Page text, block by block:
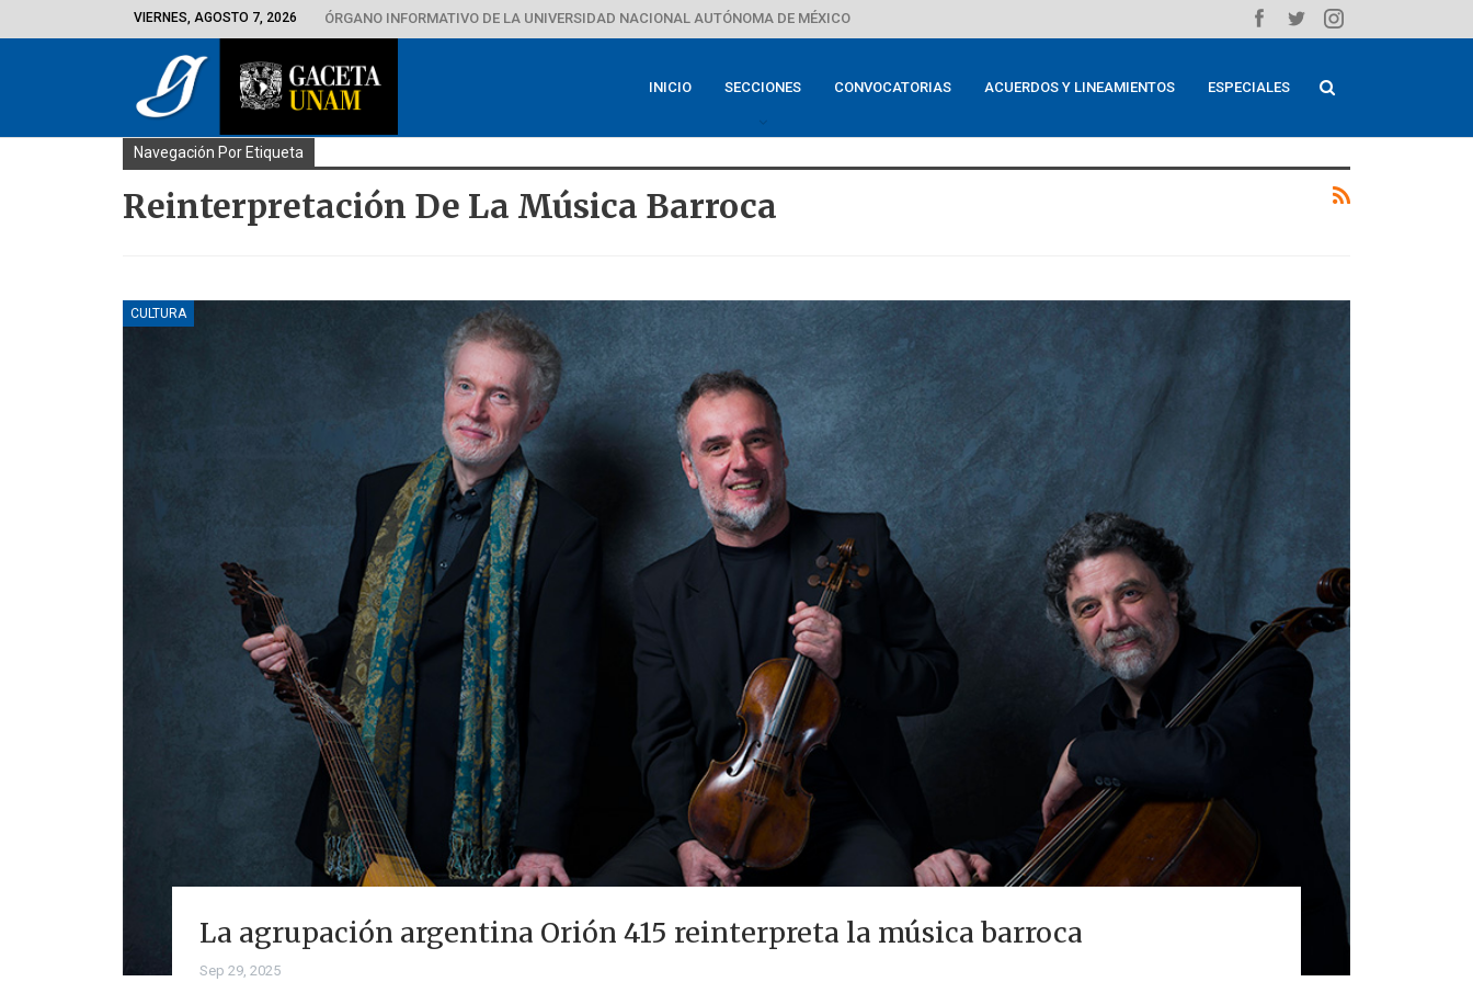
VIERNES, AGOSTO 7, 2026 ÓRGANO INFORMATIVO DE LA UNIVERSIDAD NACIONAL AUTÓNOMA DE MÉXICO
INICIO SECCIONES CONVOCATORIAS ACUERDOS Y LINEAMIENTOS ESPECIALES
Navegación Por Etiqueta
Reinterpretación De La Música Barroca
CULTURA
La agrupación argentina Orión 415 reinterpreta la música barroca
Sep 29, 2025